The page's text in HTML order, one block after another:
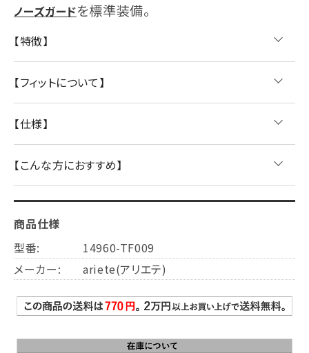
ノーズガードを標準装備。
【特徴】
【フィットについて】
【仕様】
【こんな方におすすめ】
商品仕様
型番:
14960-TF009
メーカー:
ariete(アリエテ)